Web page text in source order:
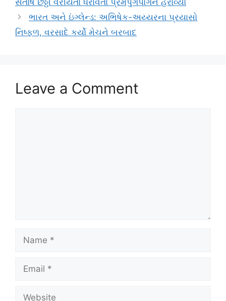
ભારત અને ઇંગ્લેન્ડ: અભિષેક-અય્યરના પ્રયાસો
નિષ્ફળ, વરસાદે કર્યો મેચને બરબાદ
Leave a Comment